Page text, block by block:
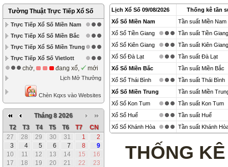
Tường Thuật Trực Tiếp Xổ Số
Trực Tiếp Xổ Số Miền Nam
Trực Tiếp Xổ Số Miền Bắc
Trực Tiếp Xổ Số Miền Trung
Trực Tiếp Xổ Số Vietlott
chờ, đang xổ, mới
Lịch Mở Thưởng
Chèn Kqxs vào Websites
Tháng 8 2026
T2
T3 T4 T5 T6 T7
CN
27
28 29 30 31 1
2
3
4 5 6 7 8
9
10
11 12 13 14 15
16
17
18 19 20 21 22
23
Lịch Xổ Số 09/08/2026
Thống kê tần
Xổ Số Miền Nam
Tần suất Miền Nam
Xổ Số Tiền Giang
Tần suất Tiền Giang
Xổ Số Kiên Giang
Tần suất Kiên Giang
Xổ Số Đà Lạt
Tần suất Đà Lạt
Xổ Số Miền Bắc
Tần suất Miền Bắc
Xổ Số Thái Bình
Tần suất Thái Bình
Xổ Số Miền Trung
Tần suất Miền
Xổ Số Kon Tum
Tần suất Kon Tum
Xổ Số Huế
Tần suất Huế
Xổ Số Khánh Hòa
Tần suất Khánh
THỐNG